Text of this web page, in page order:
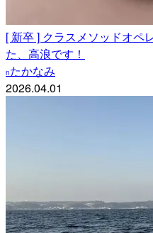
[ 新卒 ] クラスメソッドオペ
た、高浪です！
nたかなみ
2026.04.01